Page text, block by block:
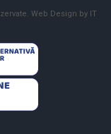
Web Design by IT